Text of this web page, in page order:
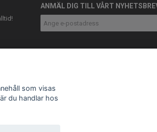
ANMÄL DIG TILL VÅRT
som visas
du handlar hos